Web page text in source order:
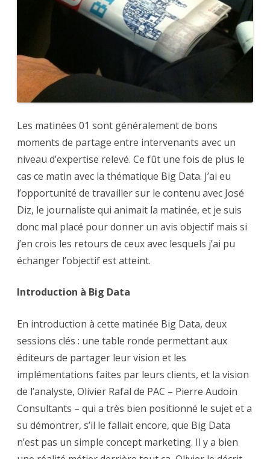
Les matinées 01 sont généralement de bons
moments de partage entre intervenants avec un
niveau d’expertise relevé. Ce fût une fois de plus le
cas ce matin avec la thématique Big Data. J’ai eu
l’opportunité de travailler sur le contenu avec José
Diz, le journaliste qui animait la matinée, et je suis
donc mal placé pour donner un avis objectif mais si
j’en crois les retours de ceux avec lesquels j’ai pu
échanger l’objectif est atteint.
Introduction à Big Data
En introduction à cette matinée Big Data, deux
sessions clés : une table ronde permettant aux
éditeurs de partager leur vision et les
implémentations faites par leurs clients, et la vision
de l’analyste, Olivier Rafal de PAC – Pierre Audoin
Consultants – qui a très bien positionné le sujet et a
su démontrer, s’il le fallait encore, que Big Data
n’est pas un simple concept marketing. Il y a bien